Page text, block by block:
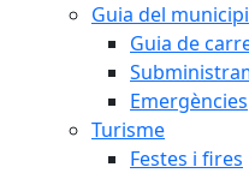
Guia del municipi
Guia de
Emergències
Turisme
Festes i fires